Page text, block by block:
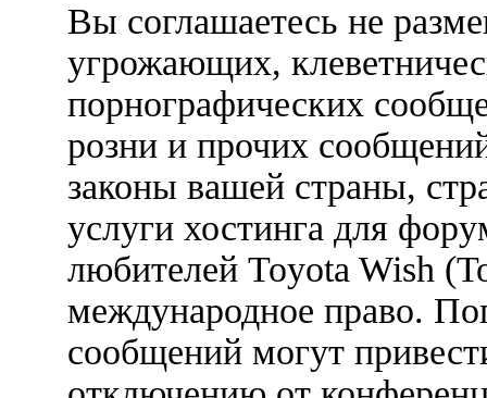
Вы соглашаетесь не
угрожающих,
порнографических
розни и прочих
законы вашей страны,
услуги хостинга для
любителей Toyota Wish
международное право.
сообщений могут